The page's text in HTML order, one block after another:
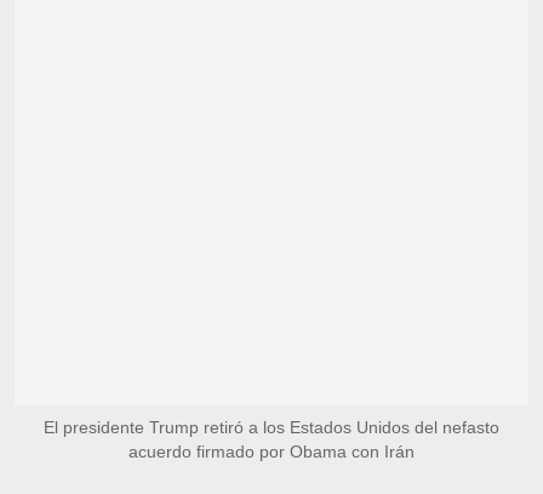
El presidente Trump retiró a los Estados Unidos del nefasto
acuerdo firmado por Obama con Irán